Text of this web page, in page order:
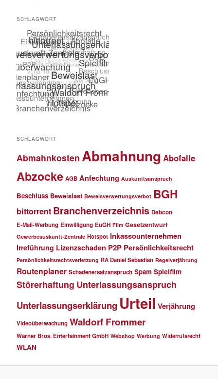
SCHLAGWORT
SCHLAGWORT
Abmahnkosten Abmahnung Abofalle
Abzocke AGB Anfechtung Auskunftsanspruch
Beschluss Beweislast Beweisverwertungsverbot BGH
bittorrent Branchenverzeichnis Debcon
E-Mail-Werbung Einwilligung EuGH Film Gesetzentwurf
Gewerbeauskunft-Zentrale Hotspot Inkassounternehmen
Irreführung Lizenzschaden P2P Persönlichkeitsrecht
Persönlichkeitsrechtsverletzung RA Daniel Sebastian Regelverjährung
Routenplaner Schadenersatzanspruch Spam Spielfilm
Störerhaftung Unterlassungsanspruch
Unterlassungserklärung Urteil Verjährung
Videoüberwachung Waldorf Frommer
Warner Bros. Entertainment GmbH Webshop Werbung Widerrufsrecht
WLAN